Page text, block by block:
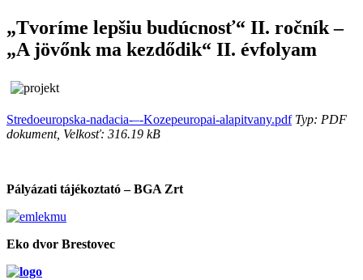
„Tvoríme lepšiu budúcnosť“ II. ročník –
„A jövőnk ma kezdődik“ II. évfolyam
Stredoeuropska-nadacia-–-Kozepeuropai-alapitvany.pdfTyp: PDF
dokument, Velkosť: 316.19 kB
Pályázati tájékoztató – BGA Zrt
Eko dvor Brestovec